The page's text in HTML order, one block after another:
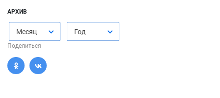
АРХИВ
Месяц Год
Поделиться